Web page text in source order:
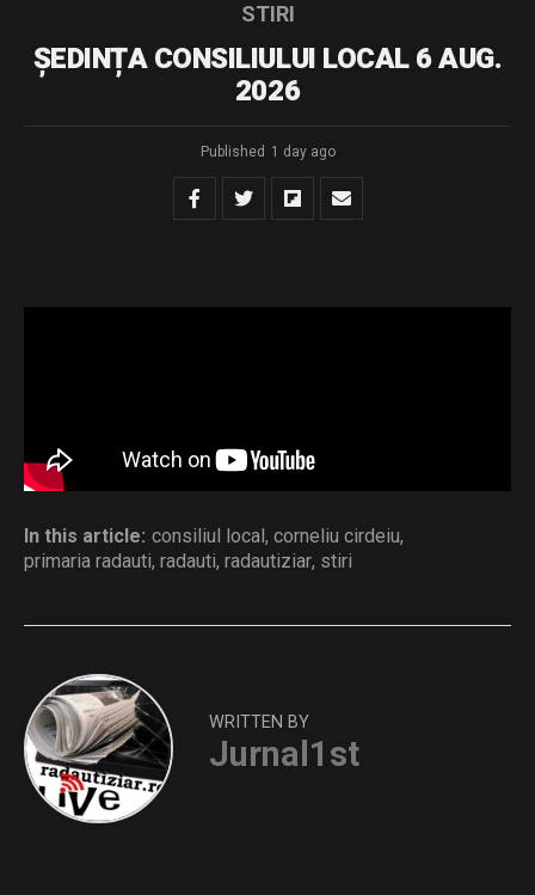
STIRI
ȘEDINȚA CONSILIULUI LOCAL 6 AUG.
2026
Published 1 day ago
In this article: consiliul local , corneliu cirdeiu,
primaria radauti, radauti, radautiziar, stiri
WRITTEN BY
Jurnal1st